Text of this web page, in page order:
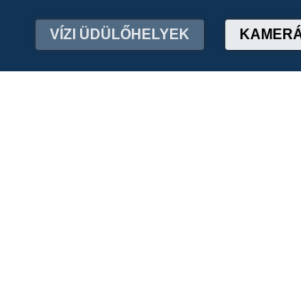
VÍZI ÜDÜLŐHELYEK